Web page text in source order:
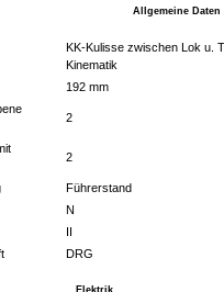
Allgemeine Daten
KK-Kulisse zwischen Lok u.
Kinematik
192 mm
2
2
Führerstand
N
DRG
Elektrik